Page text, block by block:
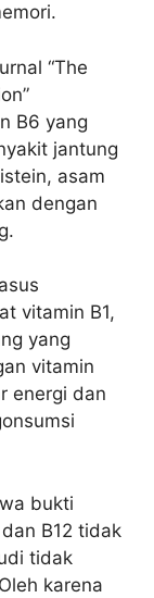
“The
B6 yang
jantung
asam
dengan
vitamin B1,
yang
vitamin
energi dan
bukti
B12 tidak
tidak
karena